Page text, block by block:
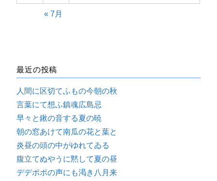
« 7月
最近の投稿
人間に区切てふもの今朝の秋
言葉にて想ふ鎮魂広島忌
早々と鍬の音する夏の暁
朝の窓あけて南瓜の花と葉と
炎昼の頭の中がゆれてゐる
腹立てぬやうに黙して夏の昼
デデポポの声にも渇き八月来